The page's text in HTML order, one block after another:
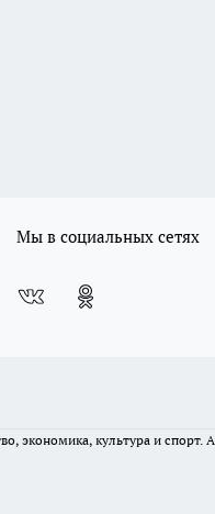
Мы в социальных сетях
экономика, культура и спорт.